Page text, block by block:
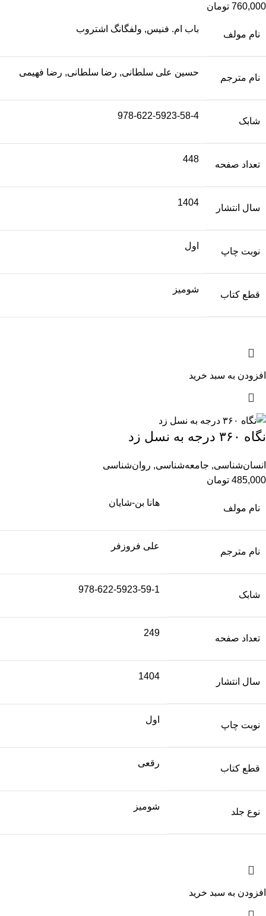
760,000 تومان
نام مولف
باب ام. فنیس, ولفگانگ اشتروب
نام مترجم
حسین علی سلطانی, رضا سلطانی, رضا فهیمی
شابک
978-622-5923-58-4
تعداد صفحه
448
سال انتشار
1404
نوبت چاپ
اول
قطع کتاب
شومیز
افزودن به سبد خرید
نگاه ۳۶۰ درجه به نسل زد
انسان‌شناسی, جامعه‌شناسی, روان‌شناسی
485,000 تومان
نام مولف
هانا بن-شایان
نام مترجم
علی فروزفر
شابک
978-622-5923-59-1
تعداد صفحه
249
سال انتشار
1404
نوبت چاپ
اول
قطع کتاب
رقعی
نوع جلد
شومیز
افزودن به سبد خرید